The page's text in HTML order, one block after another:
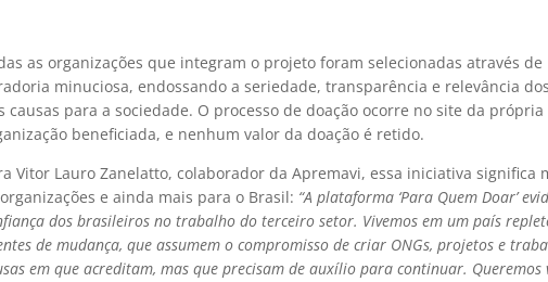
as organizações que integram o projeto foram selecionadas através de
minuciosa, endossando a seriedade, transparência e relevância
causas para a sociedade. O processo de doação ocorre no site da própria
beneficiada, e nenhum valor da doação é retido.
Vitor Lauro Zanelatto, colaborador da Apremavi, essa iniciativa significa
e ainda mais para o Brasil: “A plataforma ‘Para Quem Doar’
dos brasileiros no trabalho do terceiro setor. Vivemos em um país
de mudança, que assumem o compromisso de criar ONGs, projetos e
em que acreditam, mas que precisam de auxílio para continuar. Queremos